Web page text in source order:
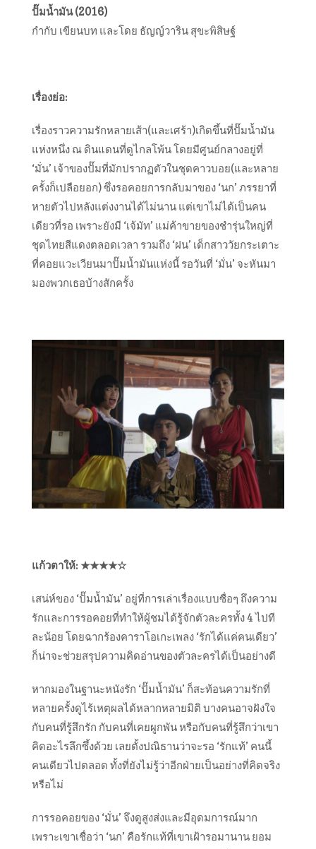
ปั๊มน้ำมัน (2016)
กำกับ เขียนบท และโดย ธัญญ์วาริน สุขะพิสิษฐ์
เรื่องย่อ:
เรื่องราวความรักหลายเส้า(และเศร้า)เกิดขึ้นที่ปั๊มน้ำมัน
แห่งหนึ่ง ณ ดินแดนที่ดูไกลโพ้น โดยมีศูนย์กลางอยู่ที่
‘มั่น’ เจ้าของปั๊มที่มักปรากฏตัวในชุดคาวบอย(และหลาย
ครั้งก็เปลือยอก) ซึ่งรอคอยการกลับมาของ ‘นก’ ภรรยาที่
หายตัวไปหลังแต่งงานได้ไม่นาน แต่เขาไม่ได้เป็นคน
เดียวที่รอ เพราะยังมี ‘เจ้มัท’ แม่ค้าขายของชำรุ่นใหญ่ที่
ชุดไทยสีแดงตลอดเวลา รวมถึง ‘ฝน’ เด็กสาววัยกระเตาะ
ที่คอยแวะเวียนมาปั๊มน้ำมันแห่งนี้ รอวันที่ ‘มั่น’ จะหันมา
มองพวกเธอบ้างสักครั้ง
แก้วตาให้: ★★★★☆
เสน่ห์ของ ‘ปั๊มน้ำมัน’ อยู่ที่การเล่าเรื่องแบบซื่อๆ ถึงความ
รักและการรอคอยที่ทำให้ผู้ชมได้รู้จักตัวละครทั้ง 4 ไปที
ละน้อย โดยฉากร้องคาราโอเกะเพลง ‘รักได้แค่คนเดียว’
ก็น่าจะช่วยสรุปความคิดอ่านของตัวละครได้เป็นอย่างดี
หากมองในฐานะหนังรัก ‘ปั๊มน้ำมัน’ ก็สะท้อนความรักที่
หลายครั้งดูไร้เหตุผลได้หลากหลายมิติ บางคนอาจฝังใจ
กับคนที่รู้สึกรัก กับคนที่เคยผูกพัน หรือกับคนที่รู้สึกว่าเขา
คิดอะไรลึกซึ้งด้วย เลยตั้งปณิธานว่าจะรอ ‘รักแท้’ คนนี้
คนเดียวไปตลอด ทั้งที่ยังไม่รู้ว่าอีกฝ่ายเป็นอย่างที่คิดจริง
หรือไม่
การรอคอยของ ‘มั่น’ จึงดูสูงส่งและมีอุดมการณ์มาก
เพราะเขาเชื่อว่า ‘นก’ คือรักแท้ที่เขาเฝ้ารอมานาน ยอม